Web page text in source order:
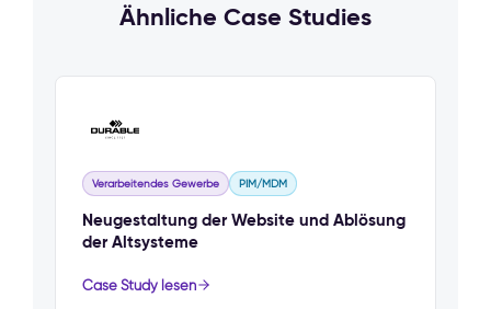
Ähnliche Case Studies
Verarbeitendes Gewerbe PIM/MDM
Neugestaltung der Website und Ablösung
der Altsysteme
Case Study lesen